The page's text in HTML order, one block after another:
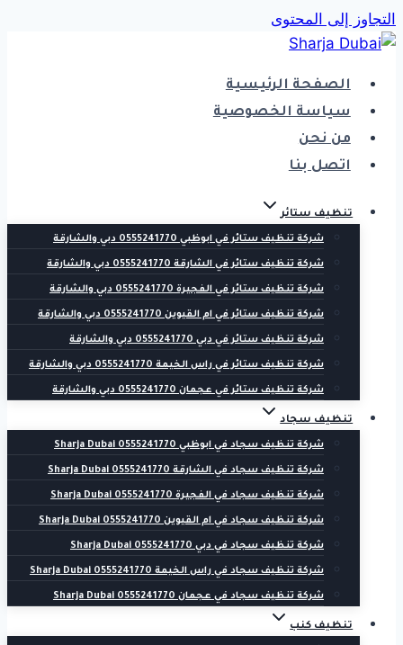
التجاوز إلى المحتوى
الصفحة الرئيسية
سياسة الخصوصية
من نحن
اتصل بنا
تنظيف ستائر
شركة تنظيف ستائر في ابوظبي 0555241770 دبي والشارقة
شركة تنظيف ستائر في الشارقة 0555241770 دبي والشارقة
شركة تنظيف ستائر في الفجيرة 0555241770 دبي والشارقة
شركة تنظيف ستائر في ام القيوين 0555241770 دبي والشارقة
شركة تنظيف ستائر في دبي 0555241770 دبي والشارقة
شركة تنظيف ستائر في راس الخيمة 0555241770 دبي والشارقة
شركة تنظيف ستائر في عجمان 0555241770 دبي والشارقة
تنظيف سجاد
شركة تنظيف سجاد في ابوظبي 0555241770 Sharja Dubai
شركة تنظيف سجاد في الشارقة 0555241770 Sharja Dubai
شركة تنظيف سجاد في الفجيرة 0555241770 Sharja Dubai
شركة تنظيف سجاد في ام القيوين 0555241770 Sharja Dubai
شركة تنظيف سجاد في دبي 0555241770 Sharja Dubai
شركة تنظيف سجاد في راس الخيمة 0555241770 Sharja Dubai
شركة تنظيف سجاد في عجمان 0555241770 Sharja Dubai
تنظيف كنب